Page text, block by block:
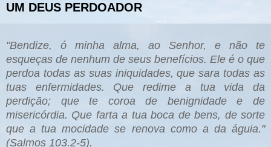
UM DEUS PERDOADOR
"Bendize, ó minha alma, ao Senhor, e não te
esqueças de nenhum de seus benefícios. Ele é o que
perdoa todas as suas iniquidades, que sara todas as
tuas enfermidades. Que redime a tua vida da
perdição; que te coroa de benignidade e de
misericórdia. Que farta a tua boca de bens, de sorte
que a tua mocidade se renova como a da águia."
(Salmos 103.2-5).